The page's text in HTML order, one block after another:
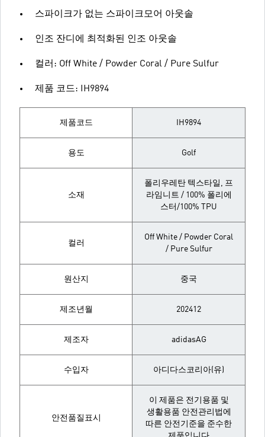
스파이크가 없는 스파이크모어 아웃솔
인조 잔디에 최적화된 인조 아웃솔
컬러: Off White / Powder Coral / Pure Sulfur
제품 코드: IH9894
제품코드 IH9894
용도 Golf
소재
폴리우레탄 텍스타일, 프
라임니트 / 100% 폴리에
스터/100% TPU
컬러
Off White / Powder Coral
/ Pure Sulfur
원산지 중국
제조년월 202412
제조자 adidasAG
수입자 아디다스코리아(유)
안전품질표시
이 제품은 전기용품 및
생활용품 안전관리법에
따른 안전기준을 준수한